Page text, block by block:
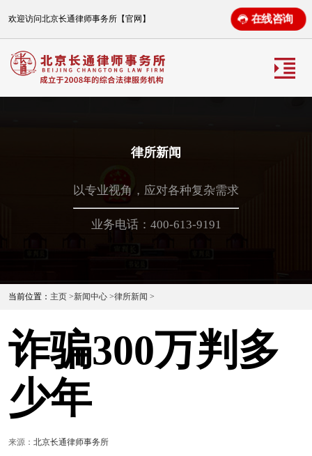
欢迎访问北京长通律师事务所【官网】 在线咨询
律所新闻
以专业视角，应对各种复杂需求
业务电话：400-613-9191
当前位置： 主页 >新闻中心 >律所新闻 >
诈骗300万判多
少年
来源： 北京长通律师事务所